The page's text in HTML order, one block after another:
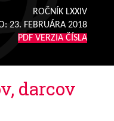
ROČNÍK LXXIV
23. FEBRUÁRA 2018
PDF VERZIA ČÍSLA
darcov